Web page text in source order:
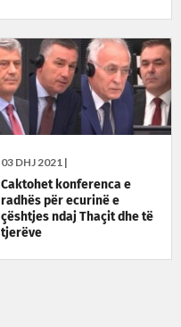
03 DHJ 2021 |
Caktohet konferenca e
radhës për ecurinë e
çështjes ndaj Thaçit dhe të
tjerëve